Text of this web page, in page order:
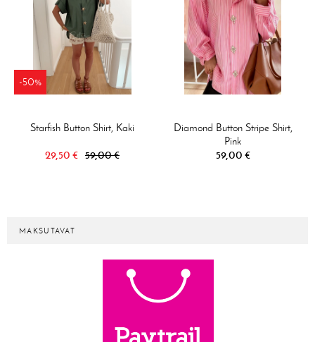
-50%
Starfish Button Shirt, Kaki
29,50 € 59,00 €
Diamond Button Stripe Shirt,
Pink
59,00 €
MAKSUTAVAT